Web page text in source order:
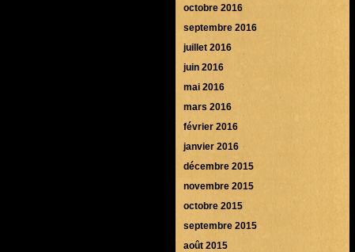
octobre 2016
septembre 2016
juillet 2016
juin 2016
mai 2016
mars 2016
février 2016
janvier 2016
décembre 2015
novembre 2015
octobre 2015
septembre 2015
août 2015